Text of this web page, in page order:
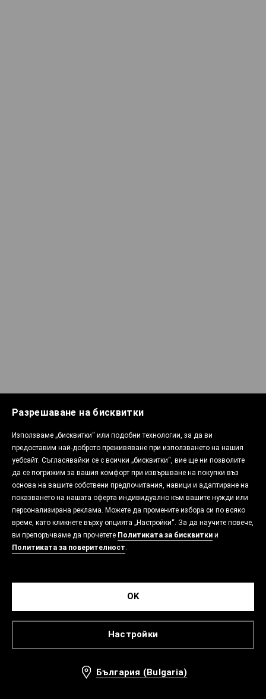
Разрешаване на бисквитки
Използваме „бисквитки“ или подобни технологии, за да ви
предоставим най-доброто преживяване при използването на нашия
уебсайт. Съгласявайки се с всички „бисквитки“, вие ще ни позволите
да се погрижим за вашия комфорт при извършване на покупки въз
основа на вашите собствени предпочитания, навици и адаптиране на
показването на нашата оферта индивидуално към вашите нужди или
персонализирана реклама. Можете да промените избора си по всяко
време, като кликнете върху опцията „Настройки“. За да научите повече,
ви препоръчваме да прочетете Политиката за бисквитки и
Политиката за поверителност.
Настройки
OK
България (Bulgaria)